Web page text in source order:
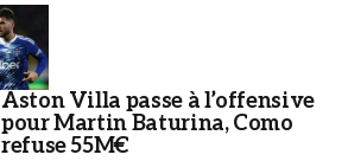
Aston Villa passe à l’offensive
pour Martin Baturina, Como
refuse 55M€